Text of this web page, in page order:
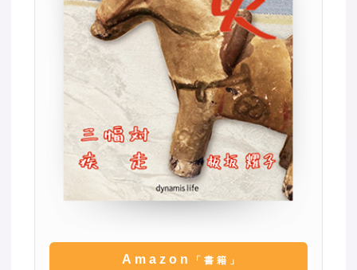
Amazon 「書籍」